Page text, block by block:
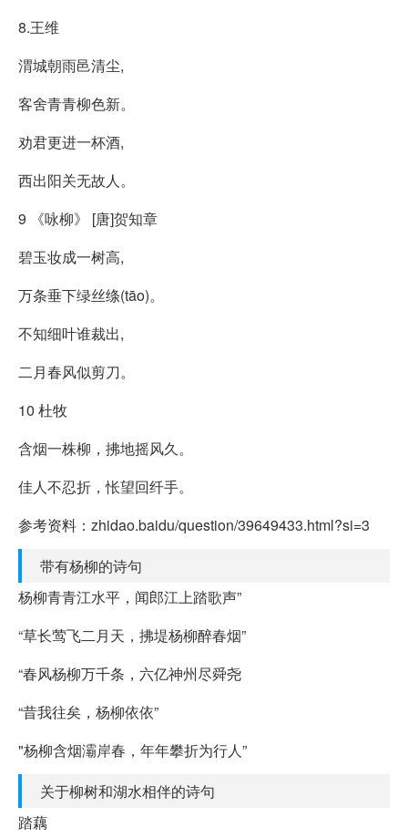
8.王维
渭城朝雨邑清尘,
客舍青青柳色新。
劝君更进一杯酒,
西出阳关无故人。
9 《咏柳》 [唐]贺知章
碧玉妆成一树高,
万条垂下绿丝绦(tāo)。
不知细叶谁裁出,
二月春风似剪刀。
10 杜牧
含烟一株柳，拂地摇风久。
佳人不忍折，怅望回纤手。
参考资料：zhidao.baidu/question/39649433.html?si=3
带有杨柳的诗句
杨柳青青江水平，闻郎江上踏歌声”
“草长莺飞二月天，拂堤杨柳醉春烟”
“春风杨柳万千条，六亿神州尽舜尧
“昔我往矣，杨柳依依”
"杨柳含烟灞岸春，年年攀折为行人”
关于柳树和湖水相伴的诗句
踏藕